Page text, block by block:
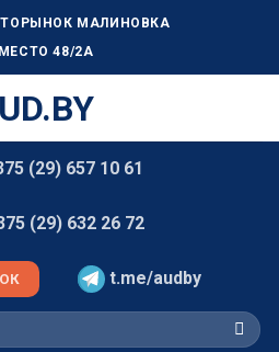
МАЛИНОВКА
48/2А
(29) 657 10 61
(29) 632 26 72
t.me/audby